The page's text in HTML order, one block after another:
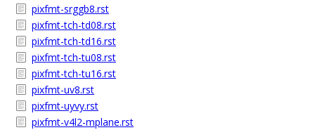
pixfmt-srggb8.rst
pixfmt-tch-td08.rst
pixfmt-tch-td16.rst
pixfmt-tch-tu08.rst
pixfmt-tch-tu16.rst
pixfmt-uv8.rst
pixfmt-uyvy.rst
pixfmt-v4l2-mplane.rst